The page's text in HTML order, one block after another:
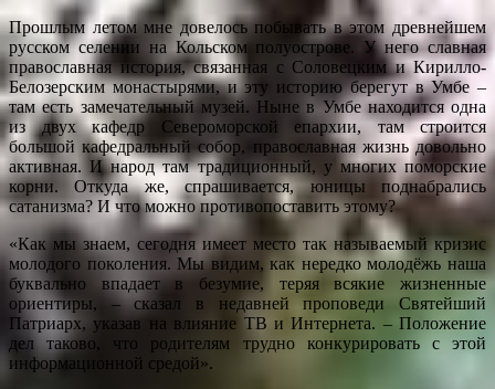
Прошлым летом мне довелось побывать в этом древнейшем
русском селении на Кольском полуострове. У него славная
православная история, связанная с Соловецким и Кирилло-
Белозерским монастырями, и эту историю берегут в Умбе –
там есть замечательный музей. Ныне в Умбе находится одна
из двух кафедр Североморской епархии, там строится
большой кафедральный собор, православная жизнь довольно
активная. И народ там традиционный, у многих поморские
корни. Откуда же, спрашивается, юницы поднабрались
сатанизма? И что можно противопоставить этому?
«Как мы знаем, сегодня имеет место так называемый кризис
молодого поколения. Мы видим, как нередко молодёжь наша
буквально впадает в безумие, теряя всякие жизненные
ориентиры, – сказал в недавней проповеди Святейший
Патриарх, указав на влияние ТВ и Интернета. – Положение
дел таково, что родителям трудно конкурировать с этой
информационной средой».